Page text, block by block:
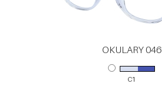
OKULARY 046
C1